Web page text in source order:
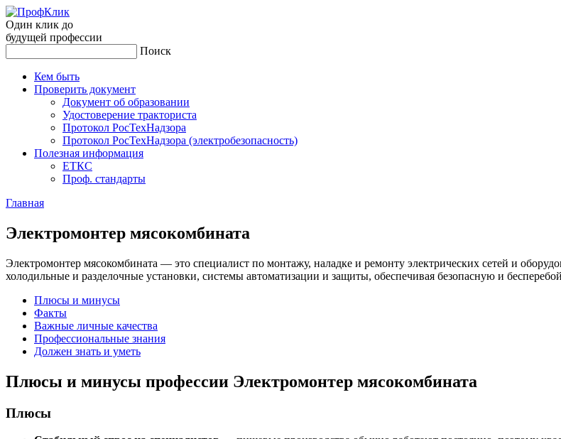
Один клик до
будущей профессии
Поиск
Кем быть
Проверить документ
Документ об образовании
Удостоверение тракториста
Протокол РосТехНадзора
Протокол РосТехНадзора (электробезопасность)
Полезная информация
ЕТКС
Проф. стандарты
Главная
Элек­тро­мон­тер мя­соком­би­ната
Электромонтер мясокомбината — это специалист по монтажу, наладке и ремонту электрических сетей и
холодильные и разделочные установки, системы автоматизации и защиты, обеспечивая безопасную и
Плюсы и минусы
Факты
Важные личные качества
Профессиональные знания
Должен знать и уметь
Плюсы и минусы профессии Электромонтер мясокомбината
Плюсы